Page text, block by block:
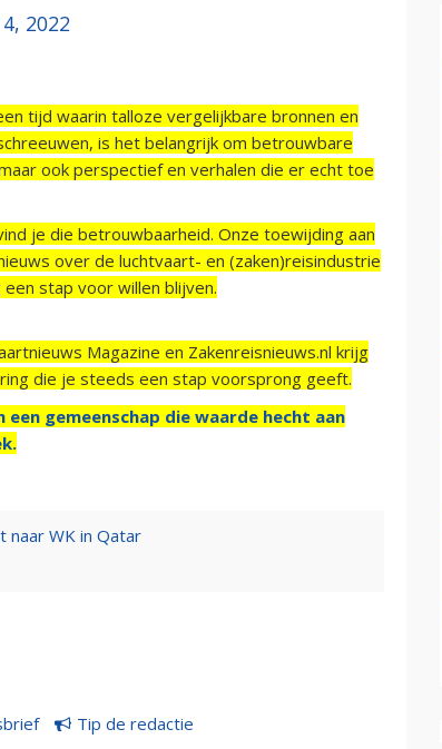
2022
tijd waarin talloze vergelijkbare bronnen en
is het belangrijk om betrouwbare
ook perspectief en verhalen die er echt toe
je die betrouwbaarheid. Onze toewijding aan
over de luchtvaart- en (zaken)reisindustrie
stap voor willen blijven.
Magazine en Zakenreisnieuws.nl krijg
die je steeds een stap voorsprong geeft.
gemeenschap die waarde hecht aan
naar WK in Qatar
Tip de redactie